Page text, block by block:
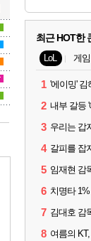
최근 HOT한
LoL 게임
1
2
3
4
5
6
7
8 여름의